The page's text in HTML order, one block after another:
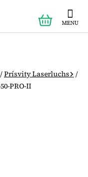
KOŠÍK
/Prísvity Laserluchs
/
PRO-II